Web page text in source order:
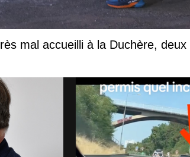
mal accueilli à la Duchère,